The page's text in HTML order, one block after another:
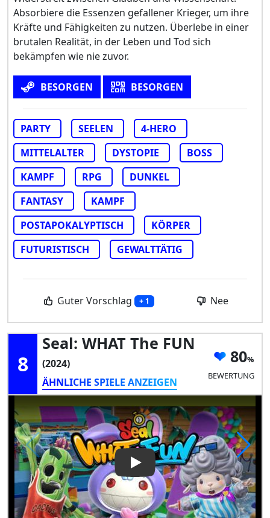
Absorbiere die Essenzen gefallener Krieger, um ihre
Kräfte und Fähigkeiten zu nutzen. Überlebe in einer
brutalen Realität, in der Leben und Tod sich
bekämpfen wie nie zuvor.
BESORGEN BESORGEN
PARTY SEELEN
4-HERO
MITTELALTER
DYSTOPIE
BOSS
KAMPF
RPG
DUNKEL
FANTASY
KAMPF
POSTAPOKALYPTISCH
KÖRPER
FUTURISTISCH
GEWALTTÄTIG
Guter Vorschlag + 1 Nee
8
Seal: WHAT The FUN
(2024)
ÄHNLICHE SPIELE ANZEIGEN
80
BEWERTUNG
Play Video: Seal: WHAT the